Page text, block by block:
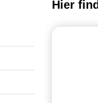
Hier